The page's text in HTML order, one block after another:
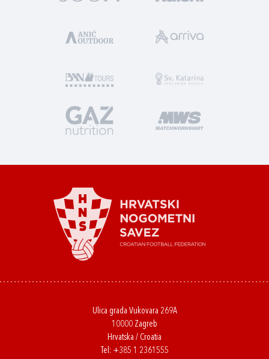
Ulica grada Vukovara 269A
10000 Zagreb
Hrvatska / Croatia
Tel: +385 1 2361555